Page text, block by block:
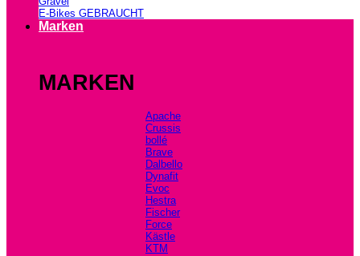
E-Bikes GEBRAUCHT
Marken
MARKEN
Apache
Crussis
bollé
Brave
Dalbello
Dynafit
Evoc
Hestra
Fischer
Force
Kästle
KTM